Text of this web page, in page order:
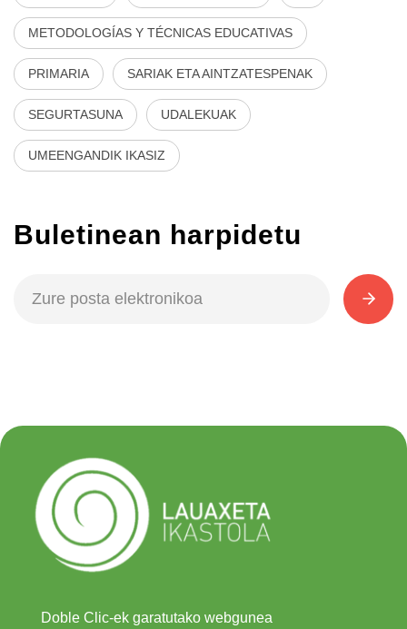
METODOLOGÍAS Y TÉCNICAS EDUCATIVAS
PRIMARIA SARIAK ETA AINTZATESPENAK
SEGURTASUNA UDALEKUAK
UMEENGANDIK IKASIZ
Buletinean harpidetu
Doble Clic-ek garatutako webgunea